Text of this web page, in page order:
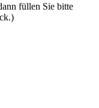
füllen Sie bitte